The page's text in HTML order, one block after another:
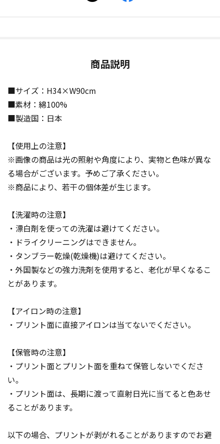
商品説明
■サイズ：H34×W90cm
■素材：綿100%
■製造国：日本
【使用上の注意】
※画像の商品は光の照射や角度により、実物と色味が異な
る場合がございます。予めご了承ください。
※商品により、若干の個体差が生じます。
【洗濯時の注意】
・漂白剤を使っての洗濯は避けてください。
・ドライクリーニングはできません。
・タンブラー乾燥(乾燥機)は避けてください。
・外国製などの強力洗剤を使用すると、老化が早くなるこ
とがあります。
【アイロン時の注意】
・プリント面に直接アイロンは当てないでください。
【保管時の注意】
・プリント面とプリント面を重ねて保管しないでくださ
い。
・プリント面は、長期に渡って直射日光に当てると色あせ
ることがあります。
以下の場合、プリントが剥がれることがありますのでお避